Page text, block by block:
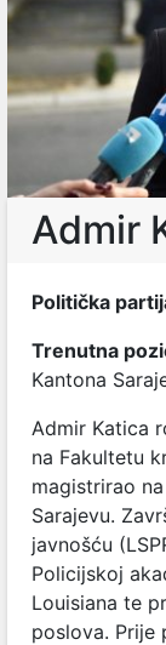
Admir
Politička
Trenutna
Kantona
Admir Katica
na Fakultetu
magistrirao
Sarajevu.
javnošću
Policijskoj
Louisiana te
poslova. Prije